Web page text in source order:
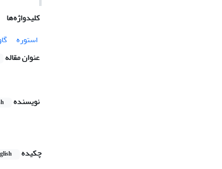
کلیدواژه‌ها
استوره
عنوان مقاله
نویسنده
چکیده